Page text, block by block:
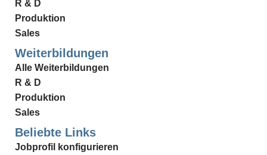
R & D
Produktion
Sales
Weiterbildungen
Alle Weiterbildungen
R & D
Produktion
Sales
Beliebte Links
Jobprofil konfigurieren